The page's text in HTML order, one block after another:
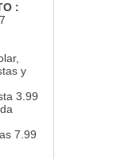
:
y
3.99
7.99